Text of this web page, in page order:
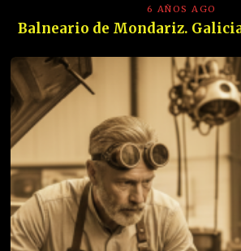
6 AÑOS AGO
Balneario de Mondariz.